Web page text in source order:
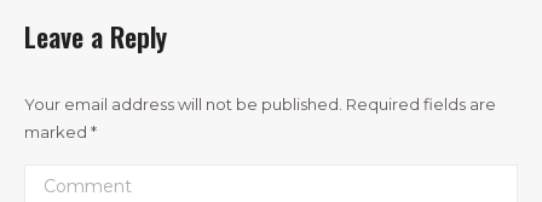
Leave a Reply
Your email address will not be published. Required fields are
marked *
Comment